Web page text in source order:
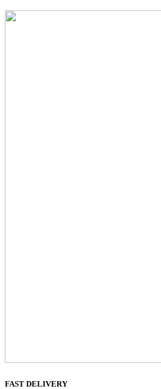
FAST DELIVERY